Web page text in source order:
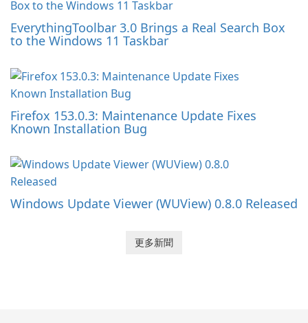
EverythingToolbar 3.0 Brings a Real Search Box
to the Windows 11 Taskbar
Firefox 153.0.3: Maintenance Update Fixes
Known Installation Bug
Windows Update Viewer (WUView) 0.8.0 Released
更多新聞